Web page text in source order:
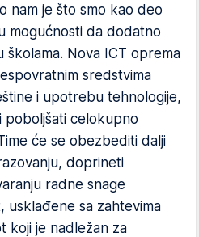
nam je što smo kao deo
mogućnosti da dodatno
školama. Nova ICT oprema
sredstvima
i upotrebu tehnologije,
poboljšati celokupno
će se obezbediti dalji
doprineti
radne snage
usklađene sa zahtevima
koji je nadležan za